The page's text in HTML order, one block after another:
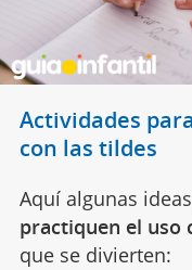
Actividades
con las tildes
Aquí algunas
practiquen el uso
que se divierten: